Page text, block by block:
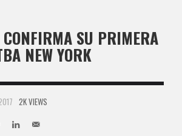
SU PRIMERA
NEW YORK
2K VIEWS